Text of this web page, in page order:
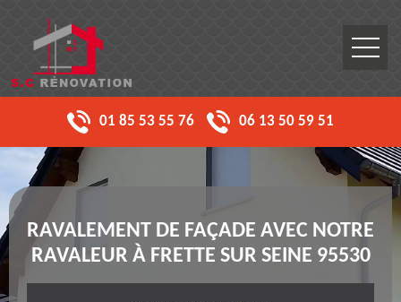
01 85 53 55 76 06 13 50 59 51
RAVALEMENT DE FAÇADE AVEC NOTRE
RAVALEUR À FRETTE SUR SEINE 95530